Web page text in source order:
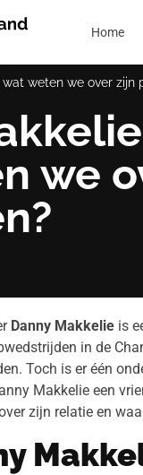
Home
weten we over zijn
we
Danny Makkelie is
in de
Toch is er één
Makkelie een
zijn relatie en